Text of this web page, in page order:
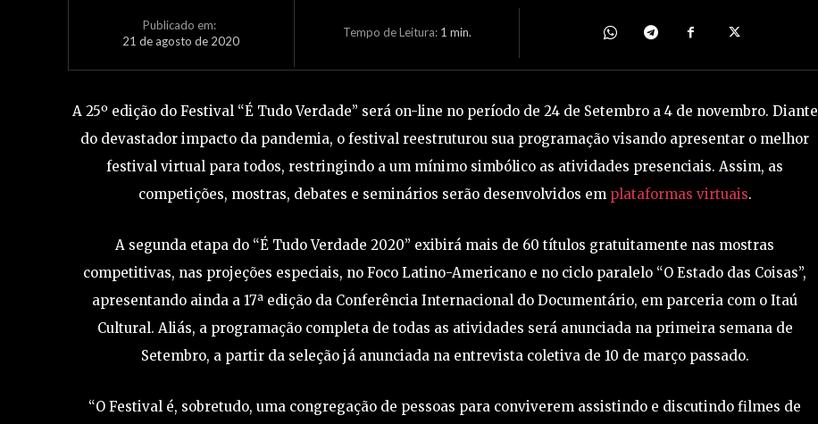
Publicado em:
21 de agosto de 2020
Tempo de Leitura: 1 min.
A 25º edição do Festival “É Tudo Verdade” será on-line no período de 24 de Setembro a 4 de novembro. Diante
do devastador impacto da pandemia, o festival reestruturou sua programação visando apresentar o melhor
festival virtual para todos, restringindo a um mínimo simbólico as atividades presenciais. Assim, as
competições, mostras, debates e seminários serão desenvolvidos em plataformas virtuais.
A segunda etapa do “É Tudo Verdade 2020” exibirá mais de 60 títulos gratuitamente nas mostras
competitivas, nas projeções especiais, no Foco Latino-Americano e no ciclo paralelo “O Estado das Coisas”,
apresentando ainda a 17ª edição da Conferência Internacional do Documentário, em parceria com o Itaú
Cultural. Aliás, a programação completa de todas as atividades será anunciada na primeira semana de
Setembro, a partir da seleção já anunciada na entrevista coletiva de 10 de março passado.
“O Festival é, sobretudo, uma congregação de pessoas para conviverem assistindo e discutindo filmes de